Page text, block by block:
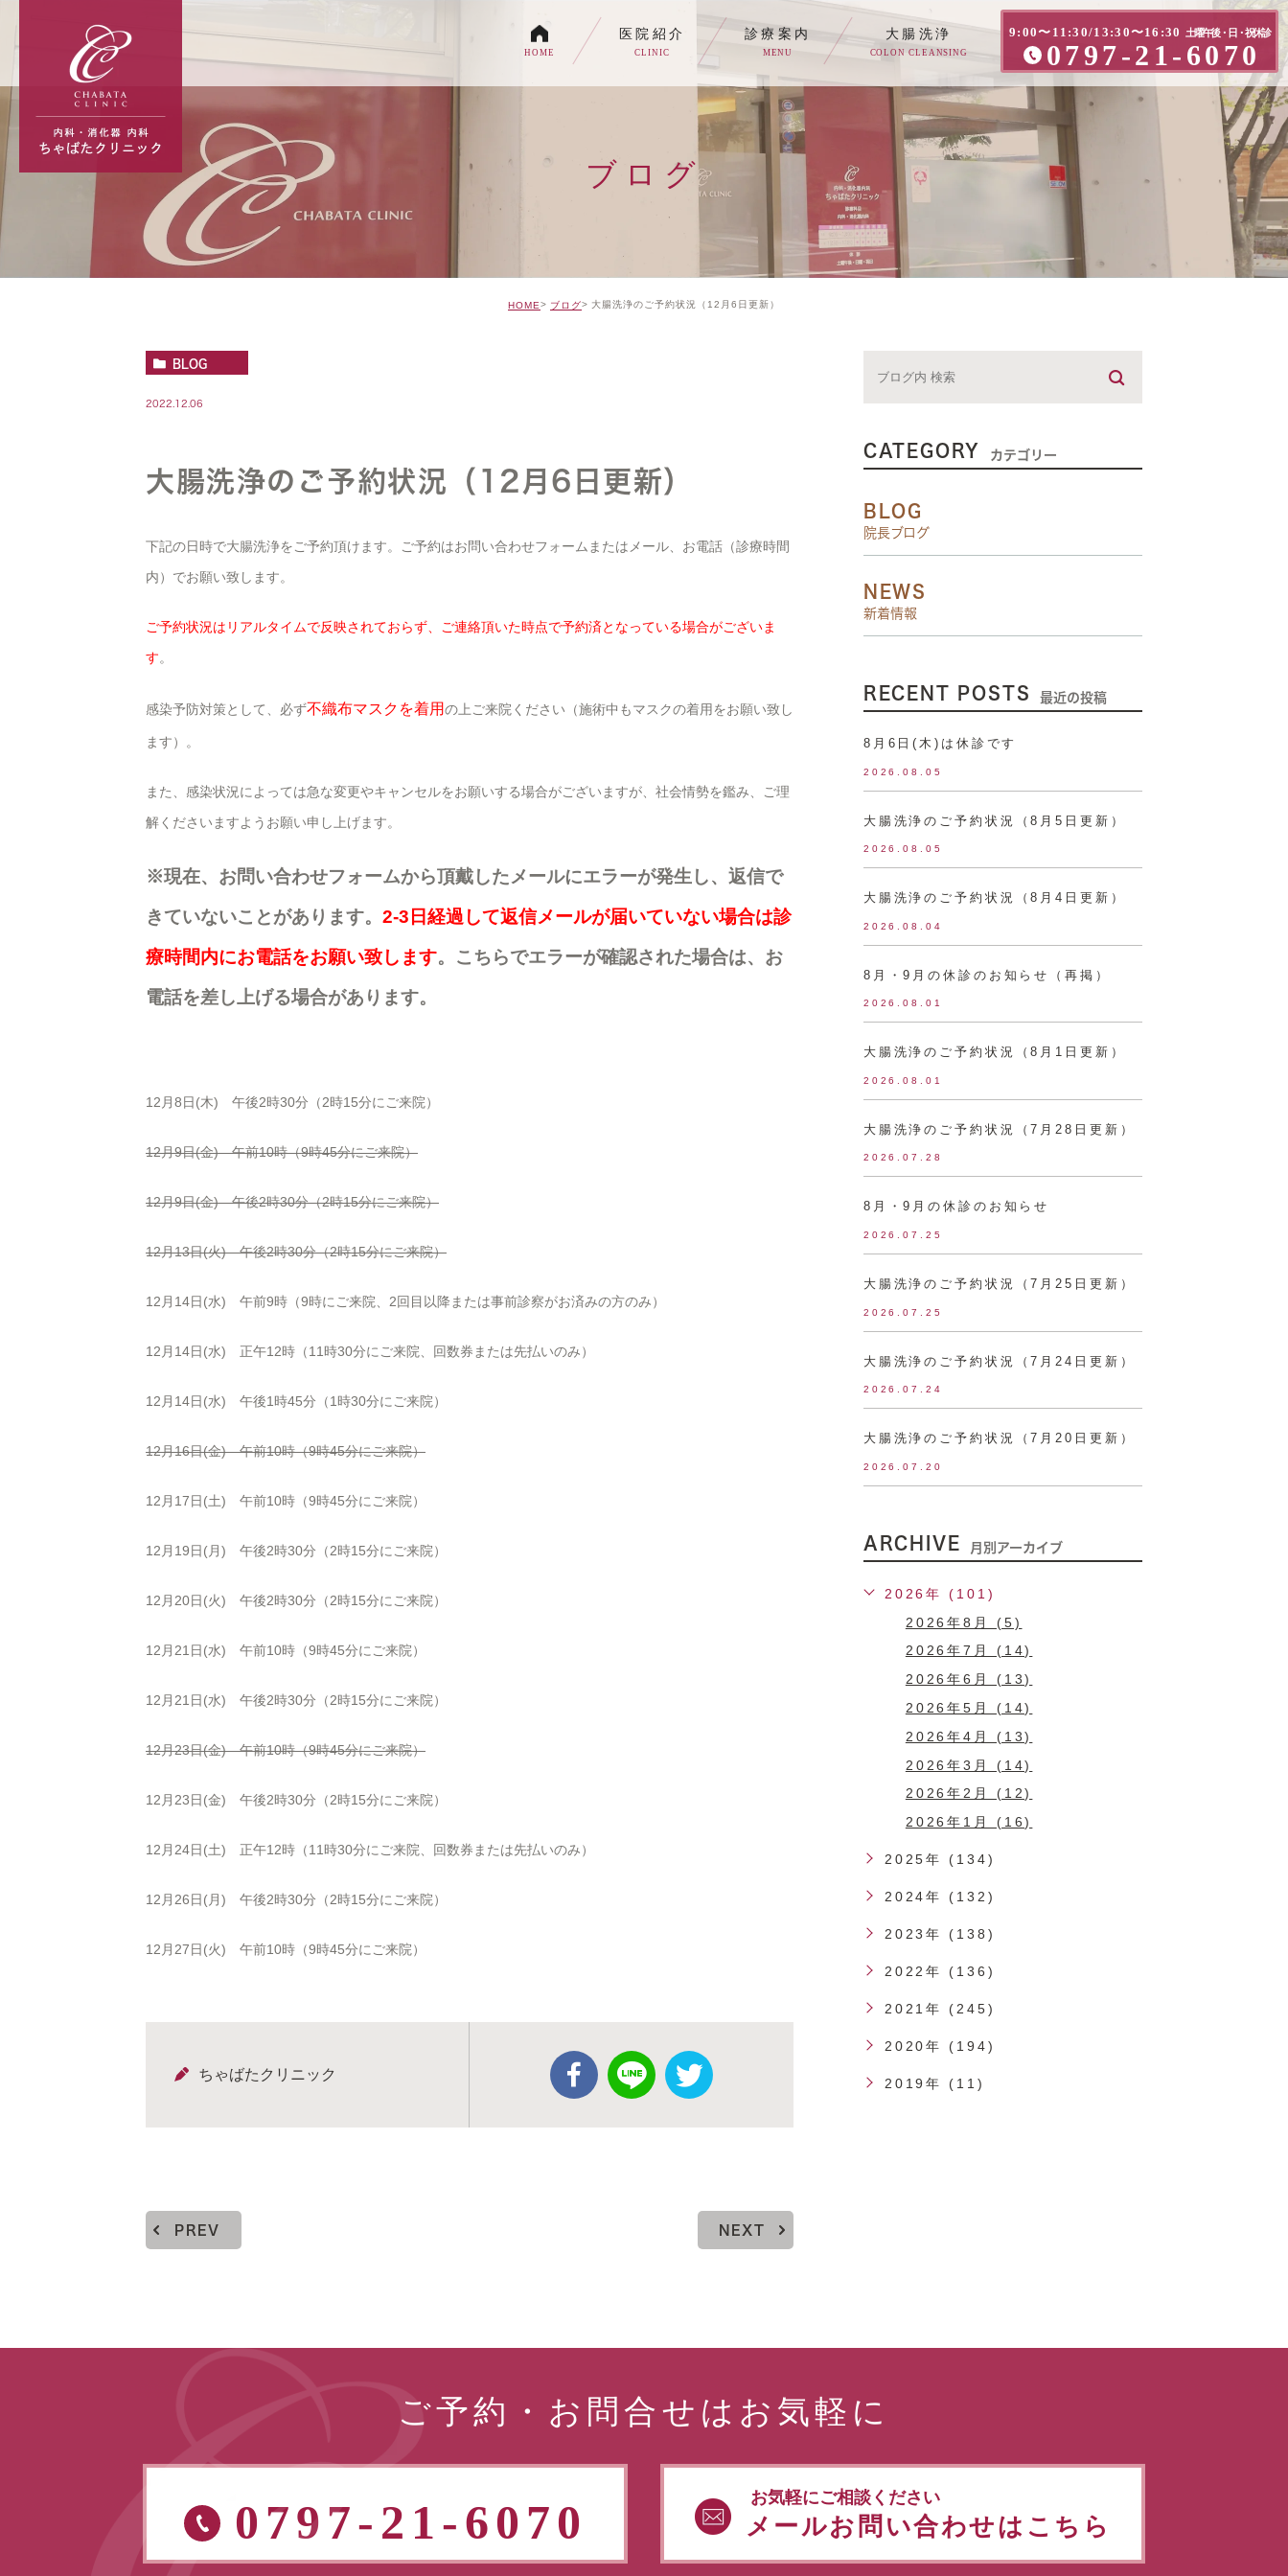
9:00〜11:30/13:30〜16:30 土曜午後・日・祝休診
0797-21-6070
HOME
医院紹介
CLINIC
診療案内
MENU
各種内視鏡検査について
生活習慣病
消化器内科・内科
トイレの症状でお悩みの方へ
大腸洗浄
COLON CLEANSING
ブログ
HOME ブログ 大腸洗浄のご予約状況（12月6日更新）
BLOG
2022.12.06
大腸洗浄のご予約状況（12月6日更新）
下記の日時で大腸洗浄をご予約頂けます。ご予約はお問い合わせフォームまたはメール、お電話（診療時間
内）でお願い致します。
ご予約状況はリアルタイムで反映されておらず、ご連絡頂いた時点で予約済となっている場合がございま
す。
感染予防対策として、必ず不織布マスクを着用の上ご来院ください（施術中もマスクの着用をお願い致し
ます）。
また、感染状況によっては急な変更やキャンセルをお願いする場合がございますが、社会情勢を鑑み、ご理
解くださいますようお願い申し上げます。
※現在、お問い合わせフォームから頂戴したメールにエラーが発生し、返信で
きていないことがあります。 2-3日経過して返信メールが届いていない場合は診
療時間内にお電話をお願い致します。こちらでエラーが確認された場合は、お
電話を差し上げる場合があります。
12月8日(木) 午後2時30分（2時15分にご来院）
12月9日(金) 午前10時（9時45分にご来院）
12月9日(金) 午後2時30分（2時15分にご来院）
12月13日(火) 午後2時30分（2時15分にご来院）
12月14日(水) 午前9時（9時にご来院、2回目以降または事前診察がお済みの方のみ）
12月14日(水) 正午12時（11時30分にご来院、回数券または先払いのみ）
12月14日(水) 午後1時45分（1時30分にご来院）
12月16日(金) 午前10時（9時45分にご来院）
12月17日(土) 午前10時（9時45分にご来院）
12月19日(月) 午後2時30分（2時15分にご来院）
12月20日(火) 午後2時30分（2時15分にご来院）
12月21日(水) 午前10時（9時45分にご来院）
12月21日(水) 午後2時30分（2時15分にご来院）
12月23日(金) 午前10時（9時45分にご来院）
12月23日(金) 午後2時30分（2時15分にご来院）
12月24日(土) 正午12時（11時30分にご来院、回数券または先払いのみ）
12月26日(月) 午後2時30分（2時15分にご来院）
12月27日(火) 午前10時（9時45分にご来院）
ちゃばたクリニック
PREV NEXT
CATEGORY カテゴリー
BLOG
院長ブログ
NEWS
新着情報
RECENT POSTS 最近の投稿
8月6日(木)は休診です
2026.08.05
大腸洗浄のご予約状況（8月5日更新）
2026.08.05
大腸洗浄のご予約状況（8月4日更新）
2026.08.04
8月・9月の休診のお知らせ（再掲）
2026.08.01
大腸洗浄のご予約状況（8月1日更新）
2026.08.01
大腸洗浄のご予約状況（7月28日更新）
2026.07.28
8月・9月の休診のお知らせ
2026.07.25
大腸洗浄のご予約状況（7月25日更新）
2026.07.25
大腸洗浄のご予約状況（7月24日更新）
2026.07.24
大腸洗浄のご予約状況（7月20日更新）
2026.07.20
ARCHIVE 月別アーカイブ
2026年 (101)
2026年8月 (5)
2026年7月 (14)
2026年6月 (13)
2026年5月 (14)
2026年4月 (13)
2026年3月 (14)
2026年2月 (12)
2026年1月 (16)
2025年 (134)
2024年 (132)
2023年 (138)
2022年 (136)
2021年 (245)
2020年 (194)
2019年 (11)
ご予約・お問合せはお気軽に
0797-21-6070 お気軽にご相談ください
メールお問い合わせはこちら